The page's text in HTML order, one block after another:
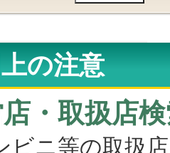
の注意
店・取扱店
ニ等の取扱